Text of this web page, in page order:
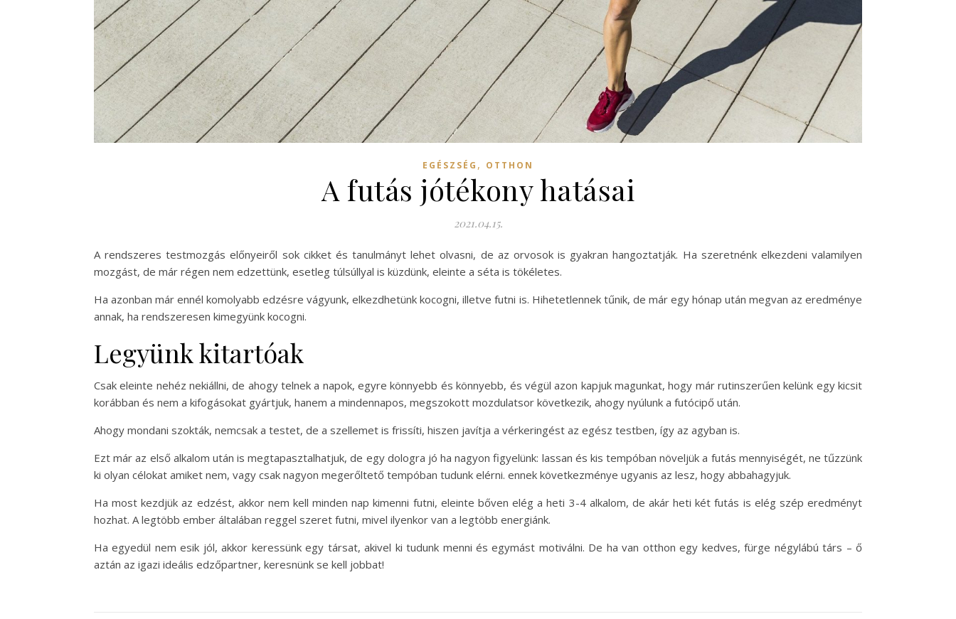
EGÉSZSÉG , OTTHON
A futás jótékony hatásai
2021.04.15.
A rendszeres testmozgás előnyeiről sok cikket és tanulmányt lehet olvasni, de az orvosok is gyakran hangoztatják. Ha szeretnénk elkezdeni valamilyen
mozgást, de már régen nem edzettünk, esetleg túlsúllyal is küzdünk, eleinte a séta is tökéletes.
Ha azonban már ennél komolyabb edzésre vágyunk, elkezdhetünk kocogni, illetve futni is. Hihetetlennek tűnik, de már egy hónap után megvan az eredménye
annak, ha rendszeresen kimegyünk kocogni.
Legyünk kitartóak
Csak eleinte nehéz nekiállni, de ahogy telnek a napok, egyre könnyebb és könnyebb, és végül azon kapjuk magunkat, hogy már rutinszerűen kelünk egy kicsit
korábban és nem a kifogásokat gyártjuk, hanem a mindennapos, megszokott mozdulatsor következik, ahogy nyúlunk a futócipő után.
Ahogy mondani szokták, nemcsak a testet, de a szellemet is frissíti, hiszen javítja a vérkeringést az egész testben, így az agyban is.
Ezt már az első alkalom után is megtapasztalhatjuk, de egy dologra jó ha nagyon figyelünk: lassan és kis tempóban növeljük a futás mennyiségét, ne tűzzünk
ki olyan célokat amiket nem, vagy csak nagyon megerőltető tempóban tudunk elérni. ennek következménye ugyanis az lesz, hogy abbahagyjuk.
Ha most kezdjük az edzést, akkor nem kell minden nap kimenni futni, eleinte bőven elég a heti 3-4 alkalom, de akár heti két futás is elég szép eredményt
hozhat. A legtöbb ember általában reggel szeret futni, mivel ilyenkor van a legtöbb energiánk.
Ha egyedül nem esik jól, akkor keressünk egy társat, akivel ki tudunk menni és egymást motiválni. De ha van otthon egy kedves, fürge négylábú társ – ő
aztán az igazi ideális edzőpartner, keresnünk se kell jobbat!